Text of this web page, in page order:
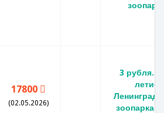
17800
(02.05.2026)
3 рубля.
летие
зоопарка.